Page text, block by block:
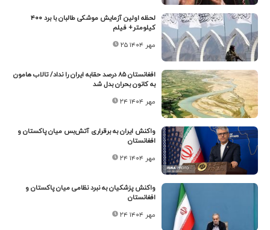
لحظه اولین آزمایش موشکی طالبان با برد ۴۰۰
کیلومتر+ فیلم
۲۵ مهر ۱۴۰۴
افغانستان ۸۵ درصد حقابه ایران را نداد/ تالاب هامون
به کانون بحران بدل شد
۲۴ مهر ۱۴۰۴
واکنش ایران به برقراری آتش‌بس میان پاکستان و
افغانستان
۲۴ مهر ۱۴۰۴
واکنش پزشکیان به نبرد نظامی میان پاکستان و
افغانستان
۲۴ مهر ۱۴۰۴